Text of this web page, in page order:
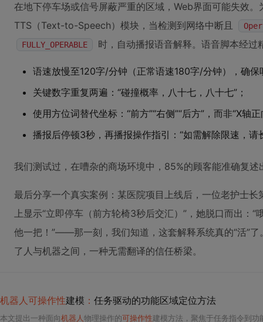
在地下停车场或信号屏蔽严重的区域，Web界面可能失效
TTS（Text-to-Speech）模块，当检测到网络中断且
FULLY_OPERABLE
时，自动播报语音解释。语音脚本经过
语速放慢至120字/分钟（正常语速180字/分钟），确保
关键数字重复两遍：“碰撞概率，八十七，八十七”；
使用方位词替代坐标：“前方”“右侧”“后方”，而非“X轴正
播报后停顿3秒，再播报操作指引：“如需解除限速，请
我们测试过，在嘈杂的商场环境中，85%的顾客能准确复
最后分享一个真实案例：某医院项目上线后，一位老护士
上显示“立即停车（前方轮椅3秒后交汇）”，她脱口而出：
他一把！”——那一刻，我们知道，这套解释系统真的“活”
了人与机器之间，一种无需翻译的信任桥梁。
机器人可操作性建模 ： 任务驱动的功能区域定位方法
本文提出一种面向机器人物理操作的可操作性建模方法，聚焦于任务指令到功能区域（如按钮、